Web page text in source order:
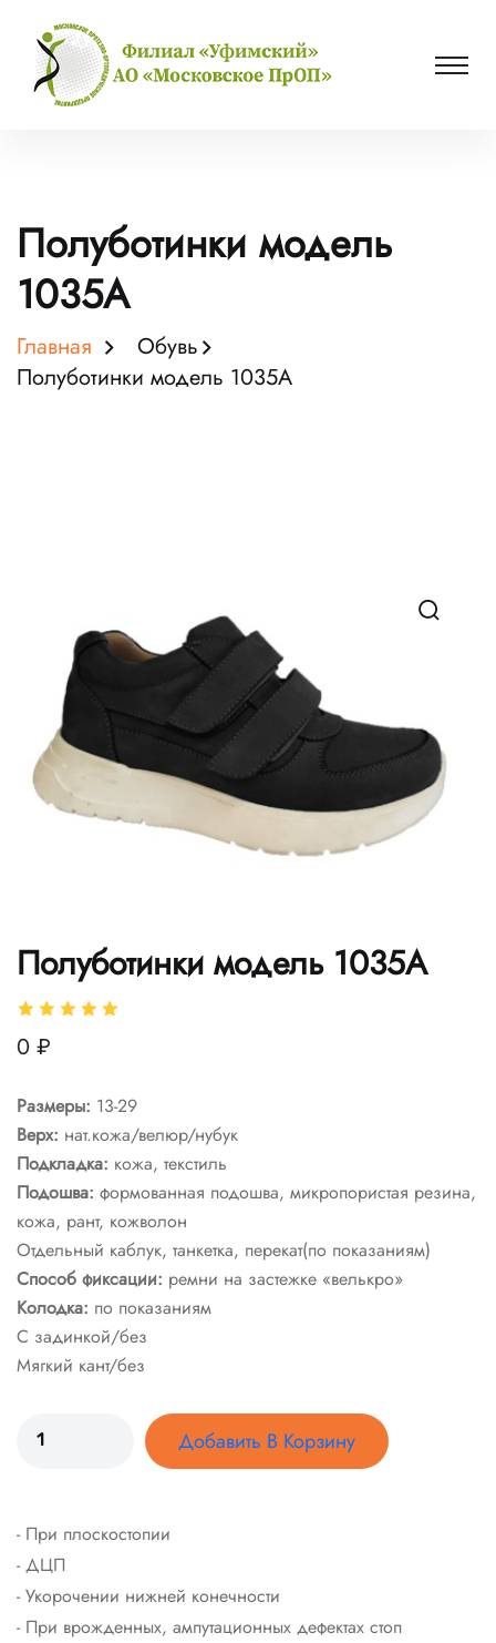
Полуботинки модель
1035А
Главная
Обувь
Полуботинки модель 1035А
Полуботинки модель 1035А
0 ₽
Размеры: 13-29
Верх: нат.кожа/велюр/нубук
Подкладка: кожа, текстиль
Подошва: формованная подошва, микропористая резина,
кожа, рант, кожволон
Отдельный каблук, танкетка, перекат(по показаниям)
Способ фиксации: ремни на застежке «велькро»
Колодка: по показаниям
С задинкой/без
Мягкий кант/без
Добавить В Корзину
- При плоскостопии
- ДЦП
- Укорочении нижней конечности
- При врожденных, ампутационных дефектах стоп